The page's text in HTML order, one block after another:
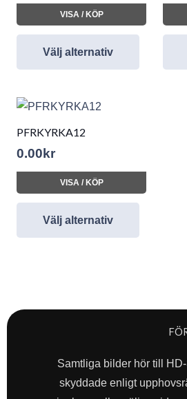
VISA / KÖP
Välj alternativ
PFRKYRKA12
0.00 kr
VISA / KÖP
Välj alternativ
Samtliga bilder hör till
skyddade enligt